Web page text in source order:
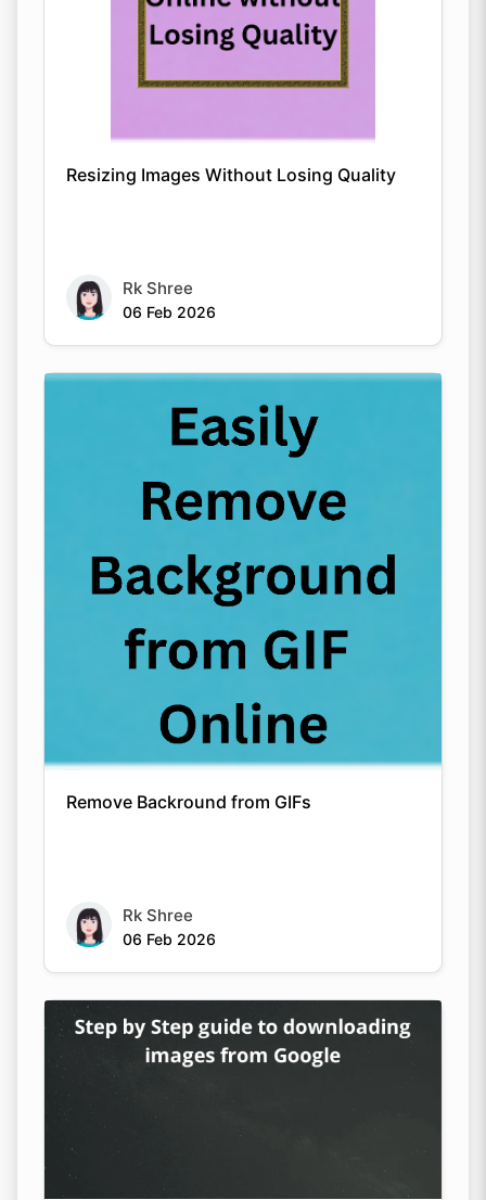
Resizing Images Without Losing Quality
Rk Shree
06 Feb 2026
Remove Backround from GIFs
Rk Shree
06 Feb 2026